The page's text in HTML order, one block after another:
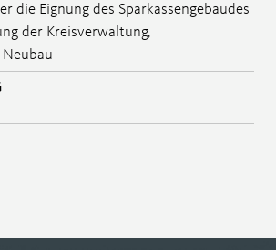
die Eignung des Sparkassengebäudes
der Kreisverwaltung,